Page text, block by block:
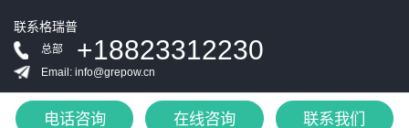
联系格瑞普
总部 +18823312230
Email: info@grepow.cn
电话咨询 在线咨询 联系我们